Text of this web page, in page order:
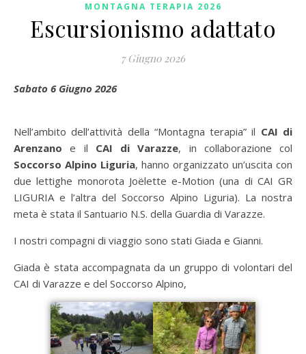
MONTAGNA TERAPIA 2026
Escursionismo adattato
7 Giugno 2026
Sabato 6 Giugno 2026
Nell’ambito dell’attività della “Montagna terapia” il CAI di
Arenzano e il CAI di Varazze, in collaborazione col
Soccorso Alpino Liguria, hanno organizzato un’uscita con
due lettighe monorota Joëlette e-Motion (una di CAI GR
LIGURIA e l’altra del Soccorso Alpino Liguria). La nostra
meta è stata il Santuario N.S. della Guardia di Varazze.
I nostri compagni di viaggio sono stati Giada e Gianni.
Giada è stata accompagnata da un gruppo di volontari del
CAI di Varazze e del Soccorso Alpino,